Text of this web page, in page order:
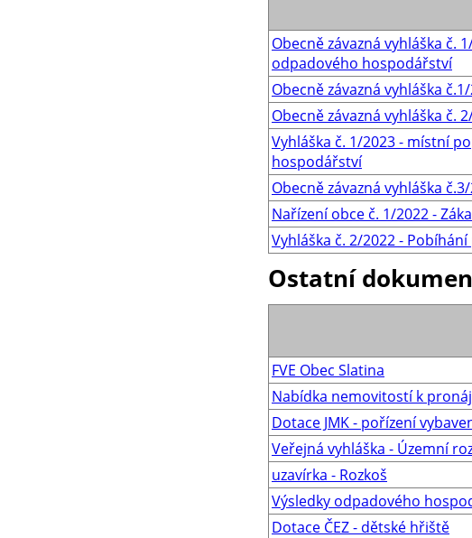
Obecně závazná vyhláška č.
odpadového hospodářství
Obecně závazná vyhláška
Obecně závazná vyhláška č.
Vyhláška č. 1/2023 - místní
hospodářství
Obecně závazná vyhláška
Nařízení obce č. 1/2022 -
Vyhláška č. 2/2022 - Pobíhání
Ostatní
FVE Obec Slatina
Nabídka nemovitostí k
Dotace JMK - pořízení
Veřejná vyhláška - Územní
uzavírka - Rozkoš
Výsledky odpadového
Dotace ČEZ - dětské hřiště